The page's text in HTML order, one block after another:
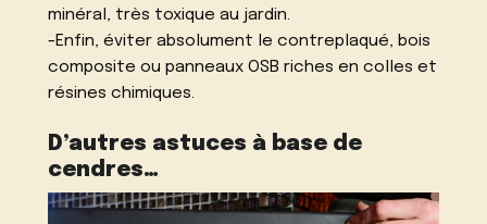
minéral, très toxique au jardin.
-Enfin, éviter absolument le contreplaqué, bois
composite ou panneaux OSB riches en colles et
résines chimiques.
D’autres astuces à base de
cendres…